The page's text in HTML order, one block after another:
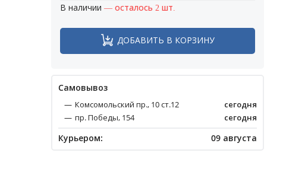
В наличии — осталось 2 шт.
ДОБАВИТЬ В КОРЗИНУ
Cамовывоз
Комсомольский пр., 10 ст.12
сегодня
пр. Победы, 154
сегодня
Курьером: 09 августа